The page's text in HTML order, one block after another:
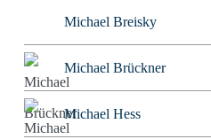
Michael Breisky
Michael Brückner
Michael Hess